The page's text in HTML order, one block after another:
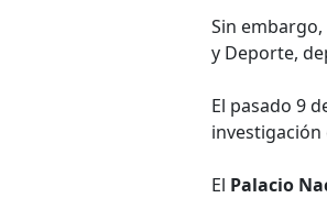
Sin
y Deporte,
El pasado 9
investigación
El Palacio